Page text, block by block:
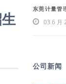
东莞计量管
03 6 月
公司新闻